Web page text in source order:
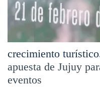
crecimiento
apuesta de Jujuy
eventos